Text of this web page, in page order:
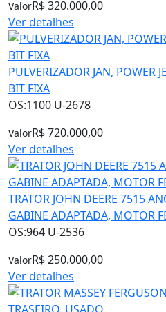
ValorR$ 320.000,00
Ver detalhes
PULVERIZADOR JAN, POWER
BIT FIXA
OS:1100 U-2678
ValorR$ 720.000,00
Ver detalhes
TRATOR JOHN DEERE 7515
GABINE ADAPTADA, MOTOR
OS:964 U-2536
ValorR$ 250.000,00
Ver detalhes